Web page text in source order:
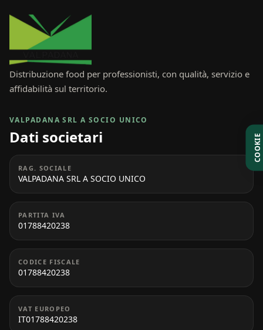
Distribuzione food per professionisti, con qualità, servizio e
affidabilità sul territorio.
VALPADANA SRL A SOCIO UNICO
Dati societari
RAG. SOCIALE
VALPADANA SRL A SOCIO UNICO
PARTITA IVA
01788420238
CODICE FISCALE
01788420238
VAT EUROPEO
IT01788420238
COOKIE